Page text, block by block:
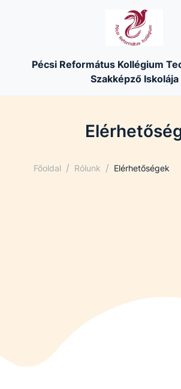
Pécsi Református Kollégium
Szakképző Iskolája
Főoldal / Rólunk / Elérhetőségek